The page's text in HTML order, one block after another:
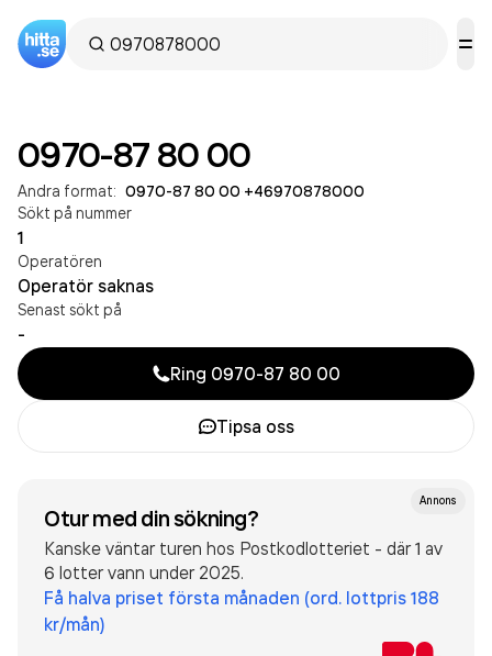
0970-87 80 00
Andra format: 0970-87 80 00 +46970878000
Sökt på nummer
1
Operatören
Operatör saknas
Senast sökt på
-
Ring 0970-87 80 00
Tipsa oss
Annons
Otur med din sökning?
Kanske väntar turen hos Postkodlotteriet - där 1 av
6 lotter vann under 2025.
Få halva priset första månaden (ord. lottpris 188
kr/mån)